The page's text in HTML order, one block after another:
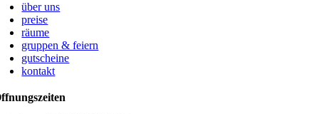
über uns
preise
räume
gruppen & feiern
gutscheine
kontakt